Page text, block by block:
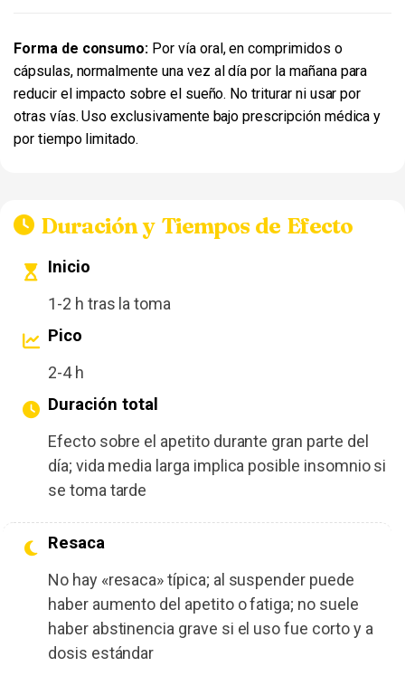
Forma de consumo: Por vía oral, en comprimidos o
cápsulas, normalmente una vez al día por la mañana para
reducir el impacto sobre el sueño. No triturar ni usar por
otras vías. Uso exclusivamente bajo prescripción médica y
por tiempo limitado.
Duración y Tiempos de Efecto
Inicio
1-2 h tras la toma
Pico
2-4 h
Duración total
Efecto sobre el apetito durante gran parte del
día; vida media larga implica posible insomnio si
se toma tarde
Resaca
No hay «resaca» típica; al suspender puede
haber aumento del apetito o fatiga; no suele
haber abstinencia grave si el uso fue corto y a
dosis estándar